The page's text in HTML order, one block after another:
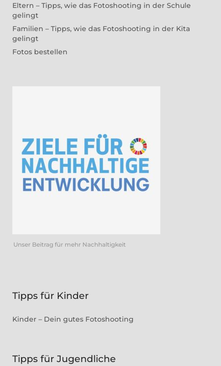
Eltern – Tipps, wie das Fotoshooting in der Schule
gelingt
Familien – Tipps, wie das Fotoshooting in der Kita
gelingt
Fotos bestellen
Unser Beitrag für mehr Nachhaltigkeit
Tipps für Kinder
Kinder – Dein gutes Fotoshooting
Tipps für Jugendliche